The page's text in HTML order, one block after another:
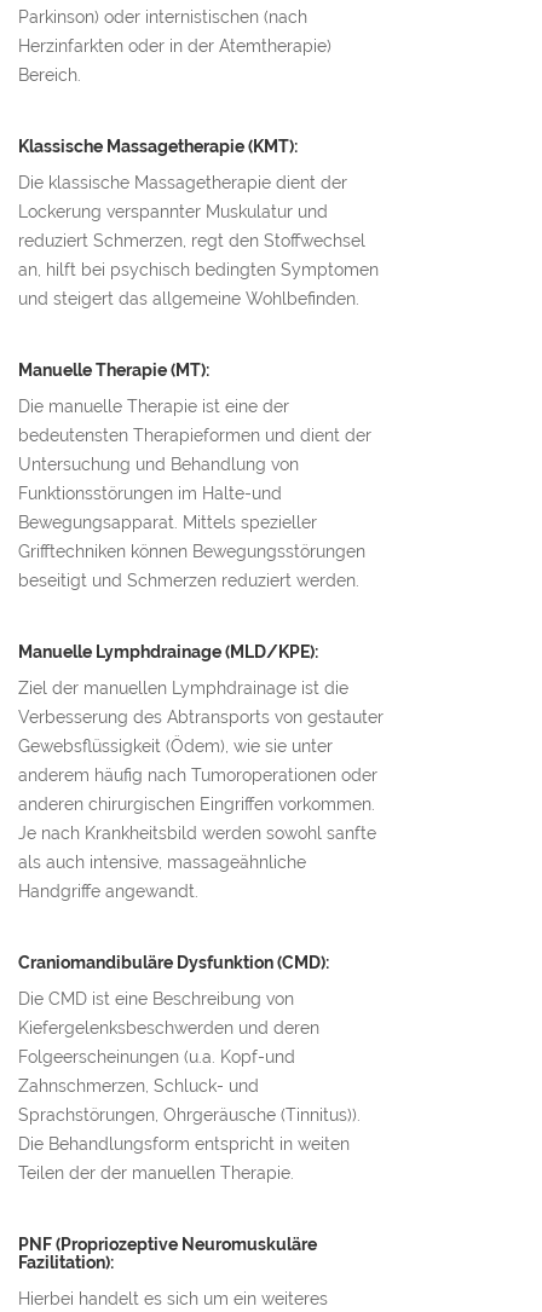
Parkinson) oder internistischen (nach
Herzinfarkten oder in der Atemtherapie)
Bereich.
Klassische Massagetherapie (KMT):
Die klassische Massagetherapie dient der
Lockerung verspannter Muskulatur und
reduziert Schmerzen, regt den Stoffwechsel
an, hilft bei psychisch bedingten Symptomen
und steigert das allgemeine Wohlbefinden.
Manuelle Therapie (MT):
Die manuelle Therapie ist eine der
bedeutensten Therapieformen und dient der
Untersuchung und Behandlung von
Funktionsstörungen im Halte-und
Bewegungsapparat. Mittels spezieller
Grifftechniken können Bewegungsstörungen
beseitigt und Schmerzen reduziert werden.
Manuelle Lymphdrainage (MLD/KPE):
Ziel der manuellen Lymphdrainage ist die
Verbesserung des Abtransports von gestauter
Gewebsflüssigkeit (Ödem), wie sie unter
anderem häufig nach Tumoroperationen oder
anderen chirurgischen Eingriffen vorkommen.
Je nach Krankheitsbild werden sowohl sanfte
als auch intensive, massageähnliche
Handgriffe angewandt.
Craniomandibuläre Dysfunktion (CMD):
Die CMD ist eine Beschreibung von
Kiefergelenksbeschwerden und deren
Folgeerscheinungen (u.a. Kopf-und
Zahnschmerzen, Schluck- und
Sprachstörungen, Ohrgeräusche (Tinnitus)).
Die Behandlungsform entspricht in weiten
Teilen der der manuellen Therapie.
PNF (Propriozeptive Neuromuskuläre
Fazilitation):
Hierbei handelt es sich um ein weiteres